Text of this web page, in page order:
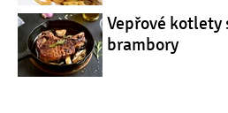
Vepřové kotlety
brambory